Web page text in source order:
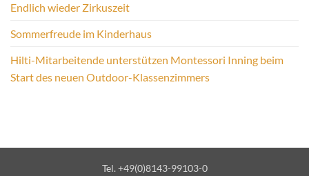
Endlich wieder Zirkuszeit
Sommerfreude im Kinderhaus
Hilti-Mitarbeitende unterstützen Montessori Inning beim
Start des neuen Outdoor-Klassenzimmers
Tel. +49(0)8143-99103-0